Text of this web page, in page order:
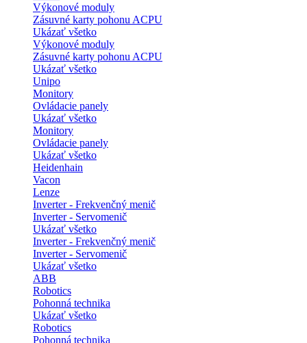
Výkonové moduly
Zásuvné karty pohonu ACPU
Ukázať všetko
Výkonové moduly
Zásuvné karty pohonu ACPU
Ukázať všetko
Unipo
Monitory
Ovládacie panely
Ukázať všetko
Monitory
Ovládacie panely
Ukázať všetko
Heidenhain
Vacon
Lenze
Inverter - Frekvenčný menič
Inverter - Servomenič
Ukázať všetko
Inverter - Frekvenčný menič
Inverter - Servomenič
Ukázať všetko
ABB
Robotics
Pohonná technika
Ukázať všetko
Robotics
Pohonná technika